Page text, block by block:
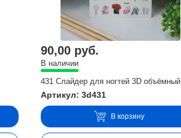
90,00 руб.
В наличии
431 Слайдер для ногтей 3D объёмный
Артикул: 3d431
В корзину